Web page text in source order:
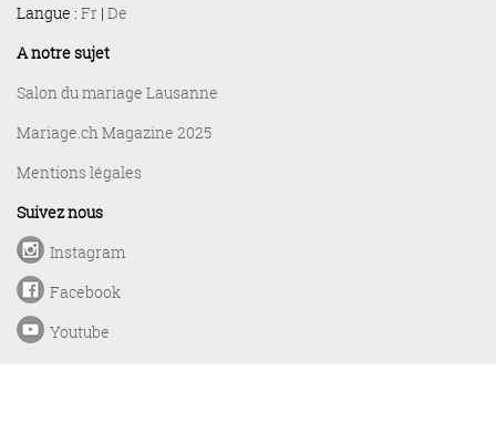
Langue : Fr | De
A notre sujet
Salon du mariage Lausanne
Mariage.ch Magazine 2025
Mentions légales
Suivez nous
Instagram
Facebook
Youtube